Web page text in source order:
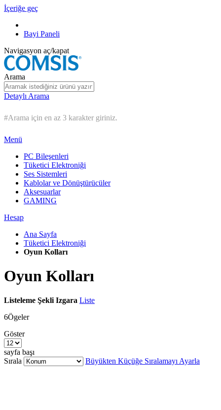
İçeriğe geç
Bayi Paneli
Navigasyon aç/kapat
Arama
Detaylı Arama
#Arama için en az 3 karakter giriniz.
Menü
PC Bileşenleri
Tüketici Elektroniği
Ses Sistemleri
Kablolar ve Dönüştürücüler
Aksesuarlar
GAMING
Hesap
Ana Sayfa
Tüketici Elektroniği
Oyun Kolları
Oyun Kolları
Listeleme Şekli Izgara Liste
6Ögeler
Göster
sayfa başı
Sırala
Büyükten Küçüğe Sıralamayı Ayarla